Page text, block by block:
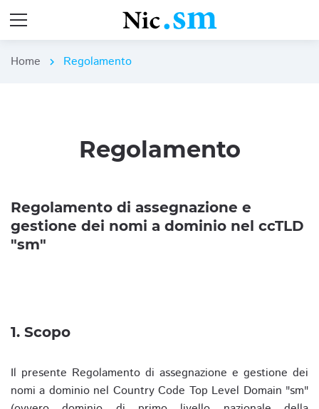
Home chevron_right Regolamento
Regolamento
Regolamento di assegnazione e
gestione dei nomi a dominio nel ccTLD
"sm"
1. Scopo
Il presente Regolamento di assegnazione e gestione dei
nomi a dominio nel Country Code Top Level Domain "sm"